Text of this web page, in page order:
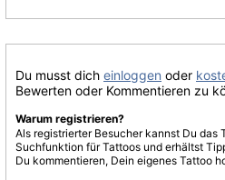
Du musst dich einloggen oder
Bewerten oder Kommentieren zu
Warum registrieren?
Als registrierter Besucher kannst Du
Suchfunktion für Tattoos und erhältst
Du kommentieren, Dein eigenes Tattoo